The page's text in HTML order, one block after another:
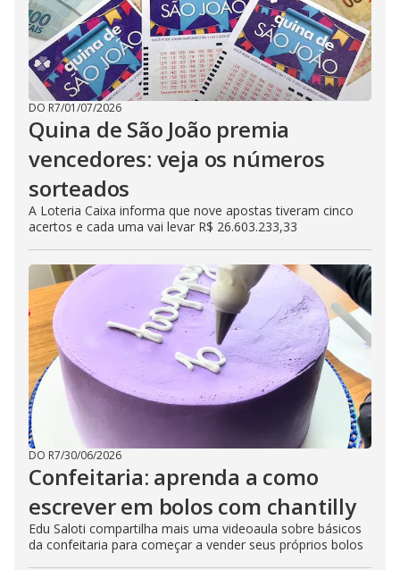
DO R7/01/07/2026
Quina de São João premia
vencedores: veja os números
sorteados
A Loteria Caixa informa que nove apostas tiveram cinco
acertos e cada uma vai levar R$ 26.603.233,33
DO R7/30/06/2026
Confeitaria: aprenda a como
escrever em bolos com chantilly
Edu Saloti compartilha mais uma videoaula sobre básicos
da confeitaria para começar a vender seus próprios bolos